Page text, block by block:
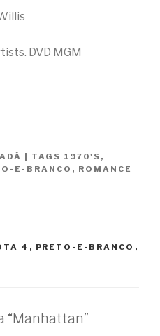
DVD MGM
TAGS 1970'S ,
E-BRANCO , ROMANCE
4 , PRETO-E-BRANCO ,
“Manhattan”